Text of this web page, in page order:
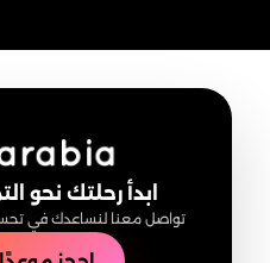
ابدأ رحلتك نحو
تواصل معنا لنساعدك في